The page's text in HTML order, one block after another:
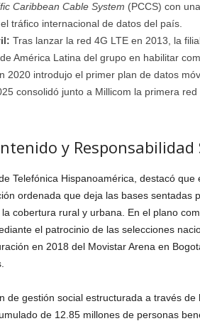
Caribbean Cable System (PCCS) con
tráfico internacional de datos del país.
Tras lanzar la red 4G LTE en 2013, la
América Latina del grupo en habilitar
2020 introdujo el primer plan de datos
consolidó junto a Millicom la primera
y Responsabilidad
Telefónica Hispanoamérica, destacó
ordenada que deja las bases sentadas
cobertura rural y urbana. En el plano
el patrocinio de las selecciones
en 2018 del Movistar Arena en
de gestión social estructurada a través
de 12.85 millones de personas